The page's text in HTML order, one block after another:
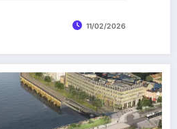
11/02/2026